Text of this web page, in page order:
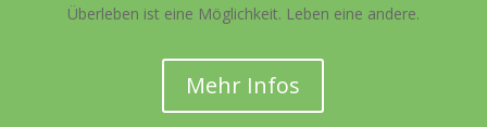
Überleben ist eine Möglichkeit. Leben eine andere.
Mehr Infos